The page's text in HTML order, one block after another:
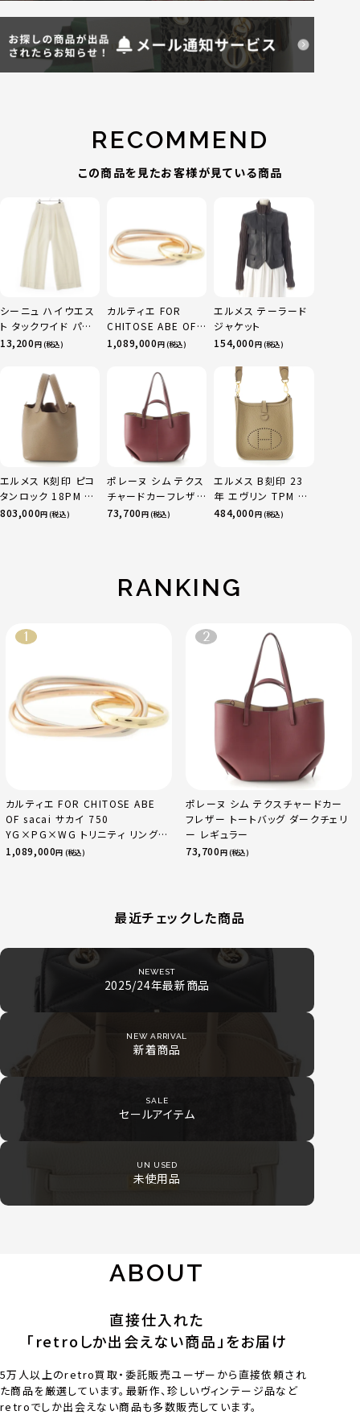
RECOMMEND
この商品を見たお客様が見ている商品
シーニュ ハイウエス
ト タックワイド パン
ツ ボトムス オフホワ
13,200円 (税込)
カルティエ FOR
CHITOSE ABE OF
sacai サカイ 750
ニティ リング 指輪 マ
ルチカラー 50 51
52 24.9g
1,089,000円 (税込)
エルメス テーラード
ジャケット
154,000円 (税込)
エルメス K刻印 ピコ
タンロック 18PM ト
リヨン ハンドバッグ
803,000円 (税込)
ポレーヌ シム テクス
チャードカーフレザ
ー トートバッグ ダー
73,700円 (税込)
エルメス B刻印 23
年 エヴリン TPM 16
アマゾン トリヨンク
484,000円 (税込)
RANKING
カルティエ FOR CHITOSE ABE
OF sacai サカイ 750
YG×PG×WG トリニティ リング
指輪 マルチカラー 50 51 52
1,089,000円 (税込)
ポレーヌ シム テクスチャードカー
フレザー トートバッグ ダークチェリ
ー レギュラー
73,700円 (税込)
最近チェックした商品
NEWEST
2025/24年最新商品
NEW ARRIVAL
新着商品
SALE
セールアイテム
UN USED
未使用品
ABOUT
直接仕入れた
「retroしか出会えない商品」をお届け
5万人以上のretro買取・委託販売ユーザーから直接依頼され
た商品を厳選しています。最新作、珍しいヴィンテージ品など
retroでしか出会えない商品も多数販売しています。